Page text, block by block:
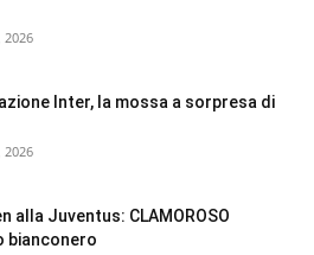
2026
Inter, la mossa a sorpresa di
2026
alla Juventus: CLAMOROSO
bianconero